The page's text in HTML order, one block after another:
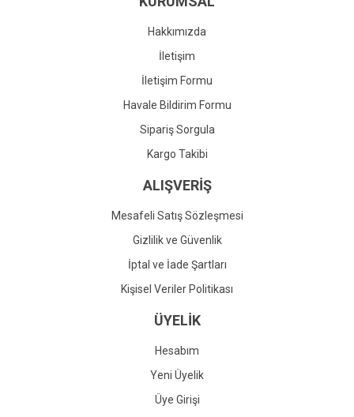
Gönder
Hakkımızda
İletişim
İletişim Formu
Havale Bildirim Formu
Sipariş Sorgula
Kargo Takibi
ALIŞVERİŞ
Mesafeli Satış Sözleşmesi
Gizlilik ve Güvenlik
İptal ve İade Şartları
Kişisel Veriler Politikası
ÜYELİK
Hesabım
Yeni Üyelik
Üye Girişi